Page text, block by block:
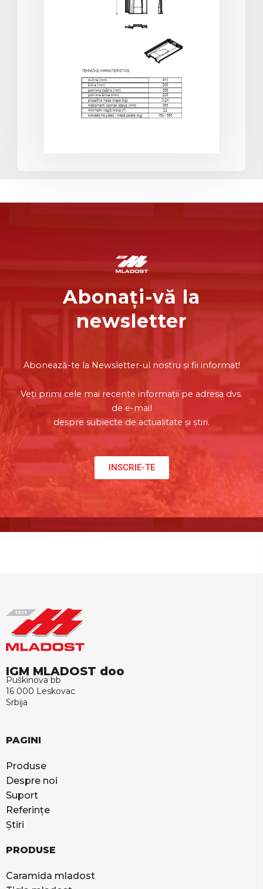
Abonați-vă la
newsletter
Abonează-te la Newsletter-ul nostru și fii informat!
Veți primi cele mai recente informații pe adresa dvs.
de e-mail
despre subiecte de actualitate și știri.
INSCRIE-TE
IGM MLADOST doo
Puškinova bb
16 000 Leskovac
Srbija
PAGINI
Produse
Despre noi
Suport
Referințe
Știri
PRODUSE
Caramida mladost